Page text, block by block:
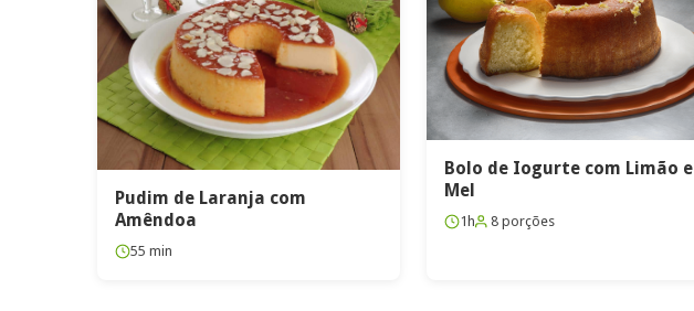
Pudim de Laranja com
Amêndoa
55 min
Bolo de Iogurte com Limão e
Mel
1h 8 porções